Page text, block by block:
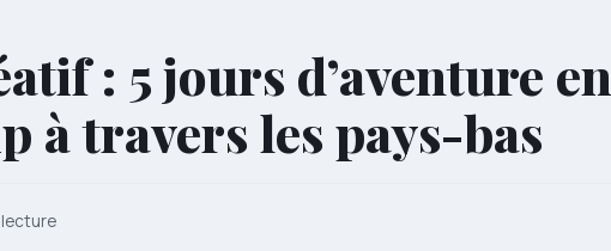
: 5 jours d’aventure en
travers les pays-bas
lecture